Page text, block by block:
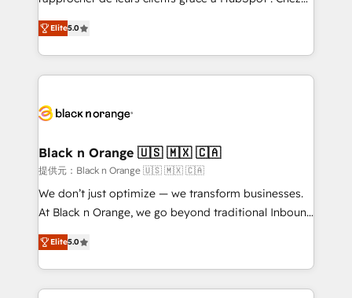
of experience and quality of skilled staff has earned
them a trusted reputation within the HubSpot
clients.” - Brian Garvey, VP, Solutions Partner
Program, HubSpot.
DIGITALISIM, nous avons l'intime conviction que la
réussite des entreprises passe par l’innovation web,
le marketing digital, et la relation client ! C'est
pourquoi, nos experts sont à la fois capables de
référencement, votre stratégie digitale et le pilotage
projet HubSpot avec DIGITALISIM : 🧽 Nettoyage,
migration et intégration des bases de données. 🚀
Développement des interfaces avec vos logiciels
métiers ⚙️ Configuration de la plateforme HubSpot
Book Process & Guidelines utilisateurs 🎓
Formations des utilisateurs
Elite5.0
Black n Orange 🇺🇸 🇲🇽 🇨🇦
提供元：Black n Orange 🇺🇸 🇲🇽 🇨🇦
We don’t just optimize — we transform businesses.
At Black n Orange, we go beyond traditional Inbound
Marketing with our exclusive methodologies:
BOOMS and BOOST. Together, they form a powerful
combination that has driven success for over 800
businesses worldwide. As Elite HubSpot Partners, we
Elite5.0